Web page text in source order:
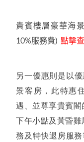
貴賓樓層豪華海
10%服務費)點擊
另一優惠則是以
景客房，此特惠
遇、並尊享貴賓閣
下午小點及黃昏
務及特快退房服